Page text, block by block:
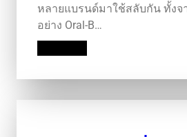
หลายแบรนด์มาใช้สลับกัน ทั้งจ
อย่าง Oral‑B…